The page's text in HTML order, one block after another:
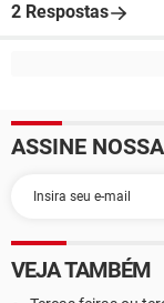
2 Respostas
ASSINE
VEJA TAMBÉM